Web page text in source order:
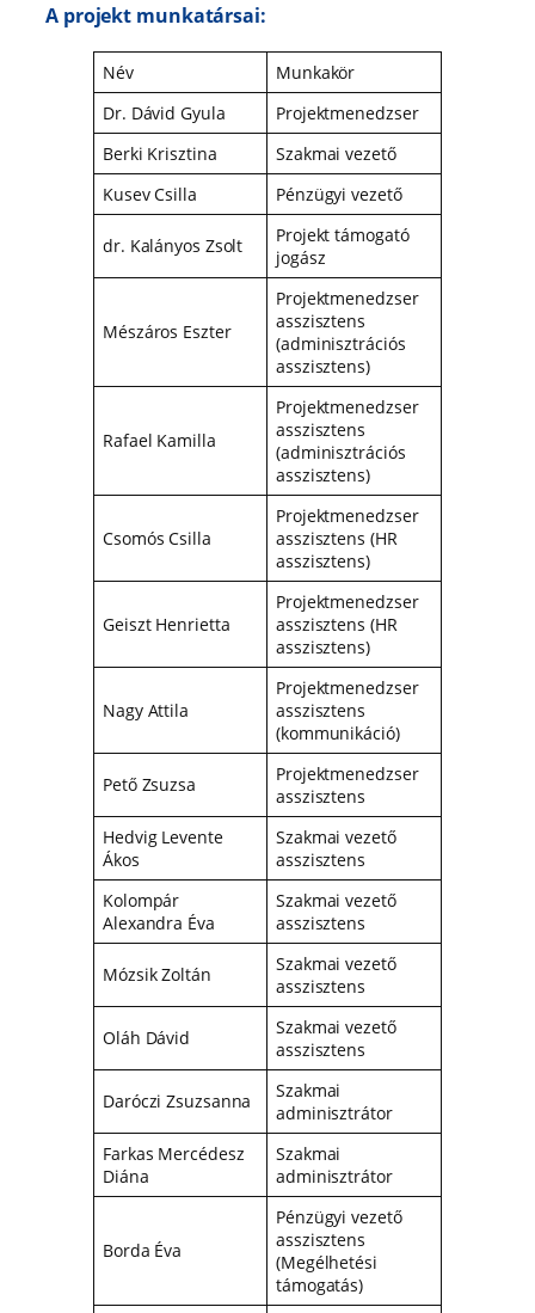
A projekt munkatársai:
Név
Munkakör
Dr. Dávid Gyula
Projektmenedzser
Berki Krisztina
Szakmai vezető
Kusev Csilla
Pénzügyi vezető
dr. Kalányos Zsolt
Projekt támogató
jogász
Mészáros Eszter
Projektmenedzser
asszisztens
(adminisztrációs
asszisztens)
Rafael Kamilla
Projektmenedzser
asszisztens
(adminisztrációs
asszisztens)
Csomós Csilla
Projektmenedzser
asszisztens (HR
asszisztens)
Geiszt Henrietta
Projektmenedzser
asszisztens (HR
asszisztens)
Nagy Attila
Projektmenedzser
asszisztens
(kommunikáció)
Pető Zsuzsa
Projektmenedzser
asszisztens
Hedvig Levente
Ákos
Szakmai vezető
asszisztens
Kolompár
Alexandra Éva
Szakmai vezető
asszisztens
Mózsik Zoltán
Szakmai vezető
asszisztens
Oláh Dávid
Szakmai vezető
asszisztens
Daróczi Zsuzsanna
Szakmai
adminisztrátor
Farkas Mercédesz
Diána
Szakmai
adminisztrátor
Borda Éva
Pénzügyi vezető
asszisztens
(Megélhetési
támogatás)